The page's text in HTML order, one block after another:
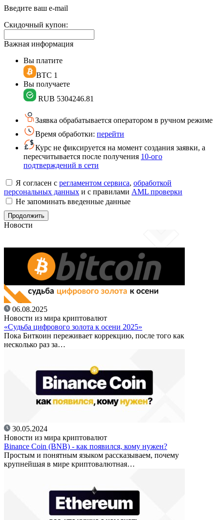
поле:
Введите ваш e-mail
Скидочный купон:
Важная информация
Вы платите
BTC 1
Вы получаете
RUB 5304246.81
Заявка обрабатывается оператором в ручном режиме
Время обработки: перейти
Курс не фиксируется на момент создания заявки, а
пересчитывается после получения 10-ого
подтверждений в сети
Я согласен с регламентом сервиса, обработкой
персональных данных и с правилами AML проверки
Не запоминать введенные данные
Новости
06.08.2025
Новости из мира криптовалют
«Судьба цифрового золота к осени 2025»
Пока Биткоин переживает коррекцию, после того как
несколько раз за…
30.05.2024
Новости из мира криптовалют
Binance Coin (BNB) - как появился, кому нужен?
Простым и понятным языком рассказываем, почему
крупнейшая в мире криптовалютная…